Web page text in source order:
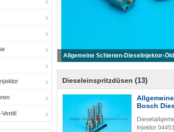
Allgemeine Schienen-Dieselinjektor-
Dieseleinspritzdüsen (13)
Bosch
Injektor